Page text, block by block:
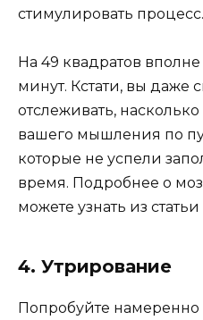
стимулировать процесс.
На 49 квадратов вполне
минут. Кстати, вы даже
отслеживать,
вашего мышления по
которые не успели
время. Подробнее о
можете узнать из статьи
4. Утрирование
Попробуйте